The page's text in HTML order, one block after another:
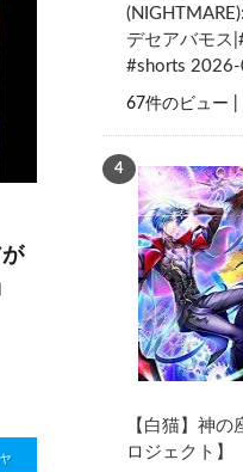
デセアバモス
#shorts
67件のビュー
【白猫】神
ロジェクト】